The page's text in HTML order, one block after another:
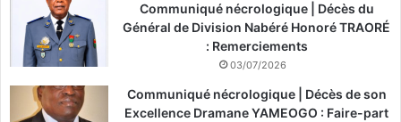
Communiqué nécrologique | Décès du
Général de Division Nabéré Honoré TRAORÉ
: Remerciements
03/07/2026
Communiqué nécrologique | Décès de son
Excellence Dramane YAMEOGO : Faire-part